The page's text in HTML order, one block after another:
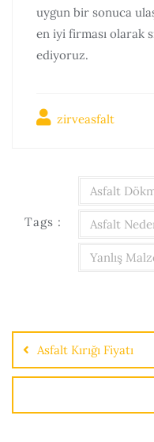
uygun bir sonuca
en iyi firması olarak
ediyoruz.
zirveasfalt
Tags :
Asfalt
Asfalt
Yanlış
Asfalt Kırığı Fiyatı